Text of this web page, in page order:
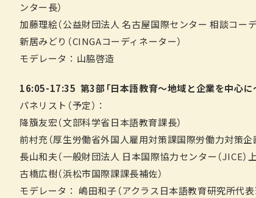
ンター長）
加藤理絵（公益財団法人 名古屋国際センター 相談コー
新居みどり（CINGAコーディネーター）
モデレータ：山脇啓造
16:05-17:35 第3部「日本語教育～地域と企業を中心に
パネリスト（予定）：
降籏友宏（文部科学省日本語教育課長）
前村充（厚生労働省外国人雇用対策課国際労働力対策企
長山和夫（一般財団法人 日本国際協力センター（JICE）
古橋広樹（浜松市国際課課長補佐）
モデレータ： 嶋田和子（アクラス日本語教育研究所代表